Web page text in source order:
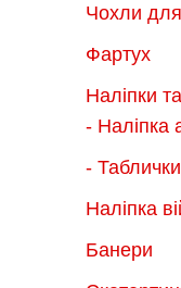
Чохли для
Фартух
Наліпки
- Наліпка
- Таблички
Наліпка
Банери